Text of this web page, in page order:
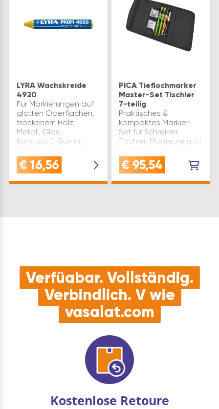
LYRA Wachskreide
4920
Für Markierungen auf
glatten Oberflächen,
trockenem Holz,
Metall, Glas,
Kunststoff, Gummi,
Ausführung: runde
Form Länge(mm): 90
Marke: Lyra Farbe: G…
€ 16,56
PICA Tieflochmarker
Master-Set Tischler
7-teilig
Praktisches &
kompaktes Markier-
Set für Schreiner,
Tischler, Monteure und
herausziehbarem
Hang-Tab. Inhalt:1x
Tieflochmarker1x 7070
€ 95,54
Verfügbar. Vollständig.
Verbindlich. V wie
vasalat.com
Kostenlose Retoure